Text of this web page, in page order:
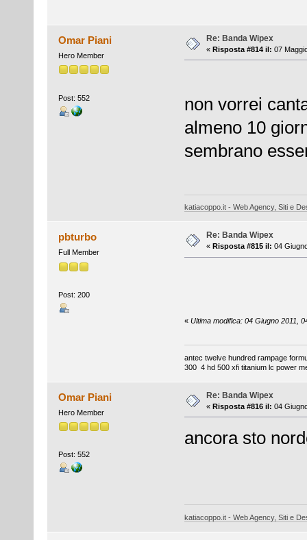
Omar Piani
Hero Member
Post: 552
Re: Banda Wipex
« Risposta #814 il: 07
non vorrei
almeno 10
sembrano
katiacoppo.it - Web Agency, Siti e
pbturbo
Full Member
Post: 200
Re: Banda Wipex
« Risposta #815 il: 04
« Ultima modifica: 04 Giugno 2011,
antec twelve hundred rampage
300 4 hd 500 xfi titanium lc power
Omar Piani
Hero Member
Post: 552
Re: Banda Wipex
« Risposta #816 il: 04
ancora sto
katiacoppo.it - Web Agency, Siti e